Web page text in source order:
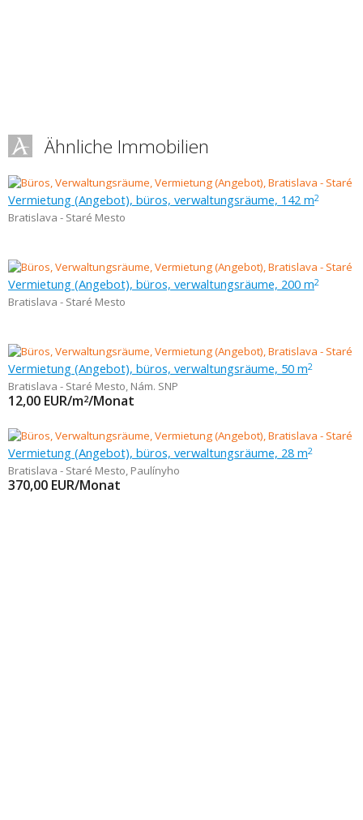
Ähnliche Immobilien
Vermietung (Angebot), büros, verwaltungsräume, 142 m2
Bratislava - Staré Mesto
Vermietung (Angebot), büros, verwaltungsräume, 200 m2
Bratislava - Staré Mesto
Vermietung (Angebot), büros, verwaltungsräume, 50 m2
Bratislava - Staré Mesto, Nám. SNP
12,00 EUR/m2/Monat
Vermietung (Angebot), büros, verwaltungsräume, 28 m2
Bratislava - Staré Mesto, Paulínyho
370,00 EUR/Monat